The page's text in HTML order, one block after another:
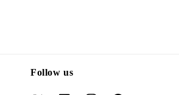
Follow us